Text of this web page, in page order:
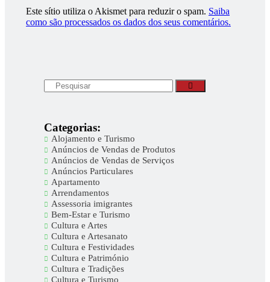
Este sítio utiliza o Akismet para reduzir o spam. Saiba
como são processados os dados dos seus comentários.
Categorias:
Alojamento e Turismo
Anúncios de Vendas de Produtos
Anúncios de Vendas de Serviços
Anúncios Particulares
Apartamento
Arrendamentos
Assessoria imigrantes
Bem-Estar e Turismo
Cultura e Artes
Cultura e Artesanato
Cultura e Festividades
Cultura e Património
Cultura e Tradições
Cultura e Turismo